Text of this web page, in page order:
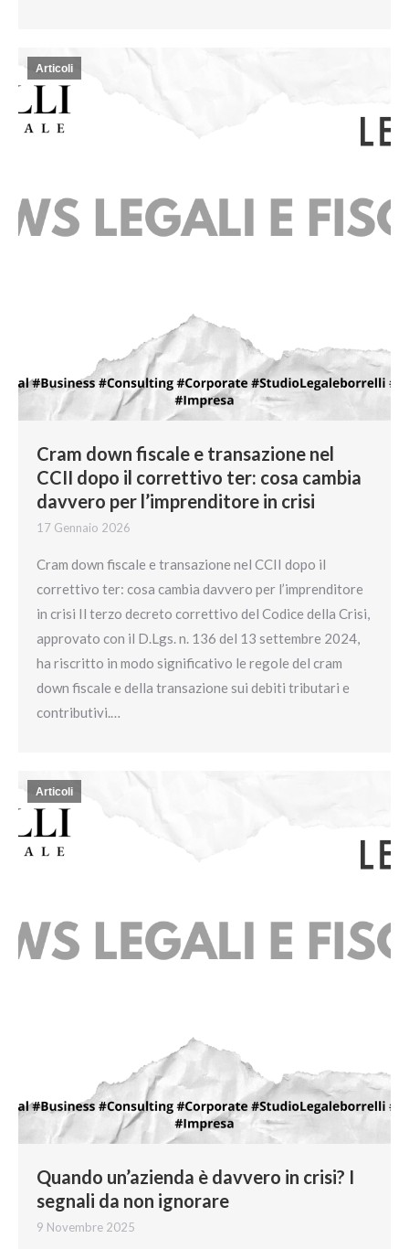
Articoli
Cram down fiscale e transazione nel
CCII dopo il correttivo ter: cosa cambia
davvero per l’imprenditore in crisi
17 Gennaio 2026
Cram down fiscale e transazione nel CCII dopo il
correttivo ter: cosa cambia davvero per l’imprenditore
in crisi Il terzo decreto correttivo del Codice della Crisi,
approvato con il D.Lgs. n. 136 del 13 settembre 2024,
ha riscritto in modo significativo le regole del cram
down fiscale e della transazione sui debiti tributari e
contributivi.…
Articoli
Quando un’azienda è davvero in crisi? I
segnali da non ignorare
9 Novembre 2025